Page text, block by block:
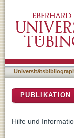
Zirconia
PUBLIKATION
Hilfe und